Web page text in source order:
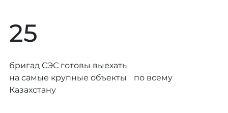
25
бригад СЭС готовы выехать
на самые крупные объекты по всему
Казахстану